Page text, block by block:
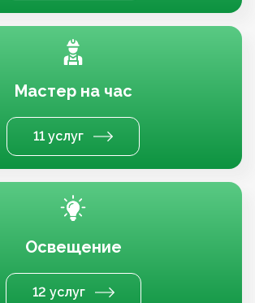
Мастер на час
11 услуг
Освещение
12 услуг